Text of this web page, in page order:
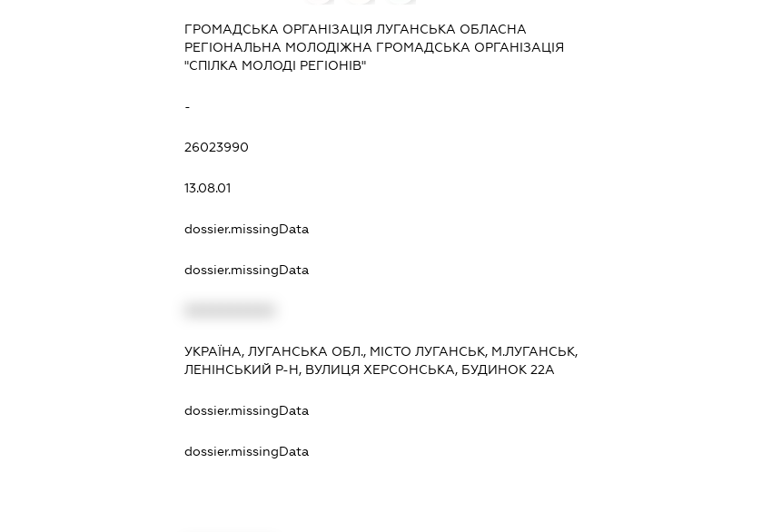
ГРОМАДСЬКА ОРГАНІЗАЦІЯ ЛУГАНСЬКА ОБЛАСНА
РЕГІОНАЛЬНА МОЛОДІЖНА ГРОМАДСЬКА ОРГАНІЗАЦІЯ
"СПІЛКА МОЛОДІ РЕГІОНІВ"
-
26023990
13.08.01
dossier.missingData
dossier.missingData
УКРАЇНА, ЛУГАНСЬКА ОБЛ., МІСТО ЛУГАНСЬК, М.ЛУГАНСЬК,
ЛЕНІНСЬКИЙ Р-Н, ВУЛИЦЯ ХЕРСОНСЬКА, БУДИНОК 22А
dossier.missingData
dossier.missingData